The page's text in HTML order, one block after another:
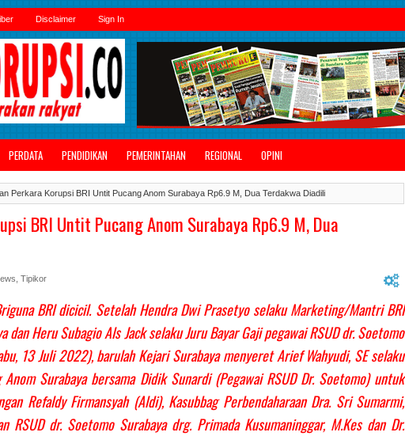
Disclaimer Sign In
PERDATA PENDIDIKAN PEMERINTAHAN REGIONAL OPINI
Perkara Korupsi BRI Untit Pucang Anom Surabaya Rp6.9 M, Dua Terdakwa Diadili
BRI Untit Pucang Anom Surabaya Rp6.9 M, Dua
Tipikor
BRI dicicil. Setelah Hendra Dwi Prasetyo selaku Marketing/Mantri BRI
dan Heru Subagio Als Jack selaku Juru Bayar Gaji pegawai RSUD dr. Soetomo
13 Juli 2022), barulah Kejari Surabaya menyeret Arief Wahyudi, SE selaku
Surabaya bersama Didik Sunardi (Pegawai RSUD Dr. Soetomo) untuk
Refaldy Firmansyah (Aldi), Kasubbag Perbendaharaan Dra. Sri Sumarmi,
RSUD dr. Soetomo Surabaya drg. Primada Kusumaninggar, M.Kes dan Dr.